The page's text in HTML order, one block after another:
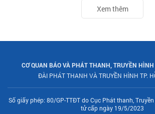
Xem thêm
CƠ QUAN BÁO VÀ PHÁT THANH, TRUYỀN
ĐÀI PHÁT THANH VÀ TRUYỀN HÌNH TP.
Số giấy phép: 80/GP-TTĐT do Cục Phát thanh,
tử cấp ngày 19/5/2023